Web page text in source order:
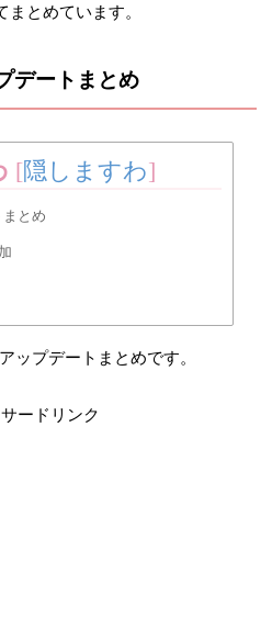
とめています。
デートまとめ
[隠しますわ]
とめ
ップデートまとめです。
ードリンク